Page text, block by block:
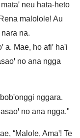
neu hata-heto
malolole! Au
na.
Mae, ho afiꞌ haꞌi
no ana ngga
nggara.
no ana ngga."
“Malole, Amaꞌ! Te